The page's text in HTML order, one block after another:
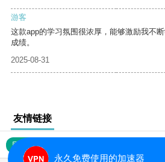
游客
这款app的学习氛围很浓厚，能够激励我不
成绩。
2025-08-31
友情链接
网站地图
永久免费使用的加速器